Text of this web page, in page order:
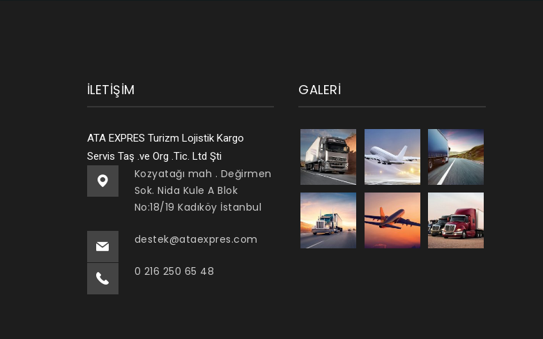
İLETIŞIM
ATA EXPRES Turizm Lojistik Kargo
Servis Taş .ve Org .Tic. Ltd Şti
Kozyatağı mah . Değirmen
Sok. Nida Kule A Blok
No:18/19 Kadıköy İstanbul
destek@ataexpres.com
0 216 250 65 48
GALERI